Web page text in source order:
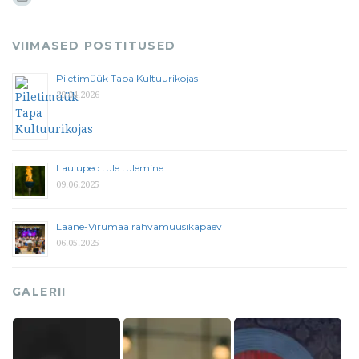
VIIMASED POSTITUSED
Piletimüük Tapa Kultuurikojas
29.04.2026
Laulupeo tule tulemine
09.06.2025
Lääne-Virumaa rahvamuusikapäev
06.05.2025
GALERII